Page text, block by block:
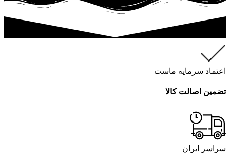
اعتماد سرمایه ماست
تضمین اصالت کالا
سراسر ایران